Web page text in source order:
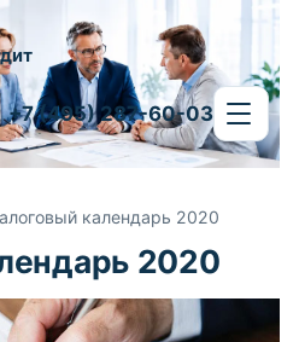
+7 (495) 287-60-03
календарь 2020
2020